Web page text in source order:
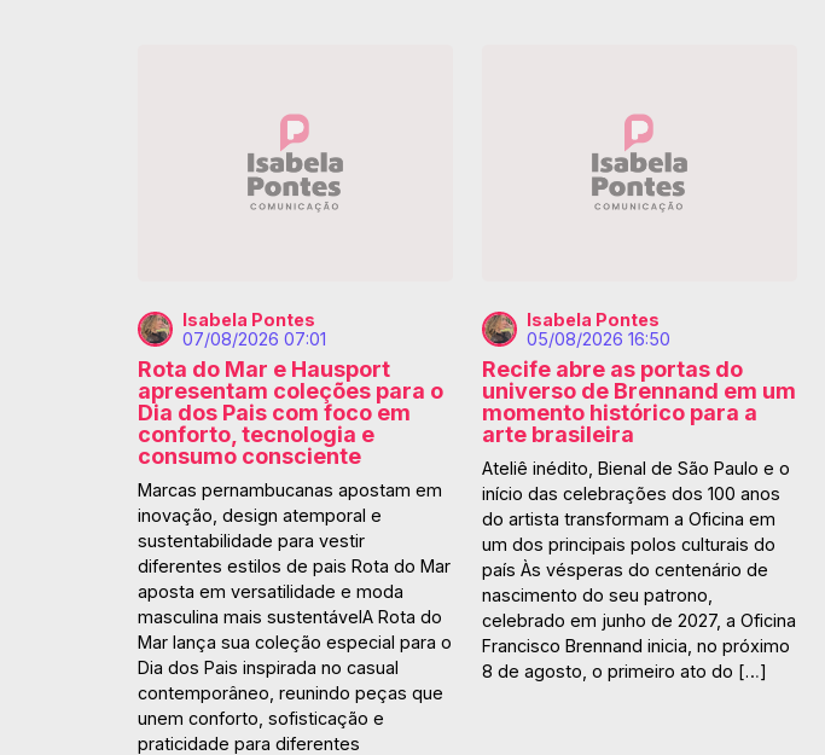
Isabela Pontes
07/08/2026 07:01
Rota do Mar e Hausport
apresentam coleções para o
Dia dos Pais com foco em
conforto, tecnologia e
consumo consciente
Marcas pernambucanas apostam em
inovação, design atemporal e
sustentabilidade para vestir
diferentes estilos de pais Rota do Mar
aposta em versatilidade e moda
masculina mais sustentávelA Rota do
Mar lança sua coleção especial para o
Dia dos Pais inspirada no casual
contemporâneo, reunindo peças que
unem conforto, sofisticação e
praticidade para diferentes
Isabela Pontes
05/08/2026 16:50
Recife abre as portas do
universo de Brennand em um
momento histórico para a
arte brasileira
Ateliê inédito, Bienal de São Paulo e o
início das celebrações dos 100 anos
do artista transformam a Oficina em
um dos principais polos culturais do
país Às vésperas do centenário de
nascimento do seu patrono,
celebrado em junho de 2027, a Oficina
Francisco Brennand inicia, no próximo
8 de agosto, o primeiro ato do […]